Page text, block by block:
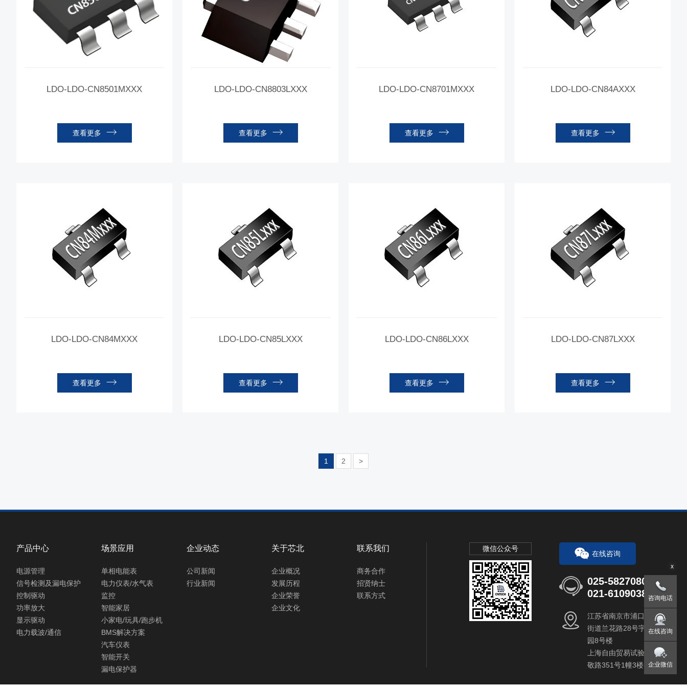
LDO-LDO-CN8501MXXX
查看更多
LDO-LDO-CN8803LXXX
查看更多
LDO-LDO-CN8701MXXX
查看更多
LDO-LDO-CN84AXXX
查看更多
LDO-LDO-CN84MXXX
查看更多
LDO-LDO-CN85LXXX
查看更多
LDO-LDO-CN86LXXX
查看更多
LDO-LDO-CN87LXXX
查看更多
1 2 >
产品中心
电源管理
信号检测及漏电保护
控制驱动
功率放大
显示驱动
电力载波/通信
场景应用
单相电能表
电力仪表/水气表
监控
智能家居
小家电/玩具/跑步机
BMS解决方案
汽车仪表
智能开关
漏电保护器
企业动态
公司新闻
行业新闻
关于芯北
企业概况
发展历程
企业荣誉
企业文化
联系我们
商务合作
招贤纳士
联系方式
微信公众号
在线咨询
025-58270802
021-61090382
江苏省南京市浦口区桥林
街道兰花路28号宇豪研创
园8号楼
上海自由贸易试验区郭守
敬路351号1幢3楼305室
x
咨询电话
在线咨询
企业微信